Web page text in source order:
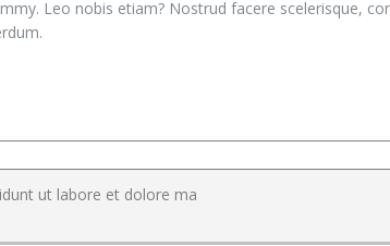
Leo nobis etiam? Nostrud facere scelerisque,
ut labore et dolore ma